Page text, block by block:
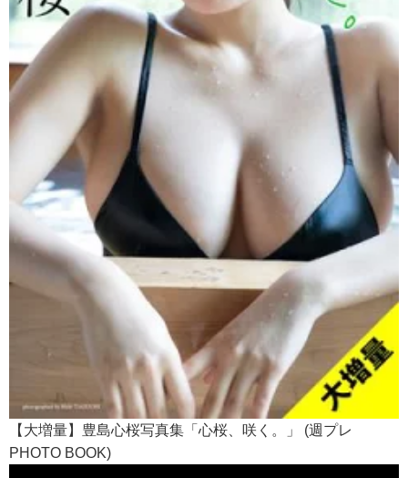
【大増量】豊島心桜写真集「心桜、咲く。」 (週プレ
PHOTO BOOK)